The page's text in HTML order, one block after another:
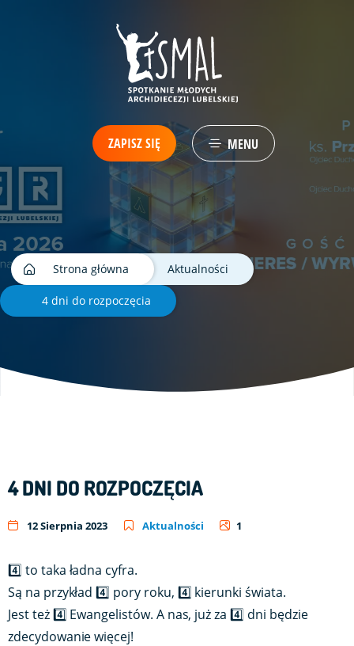
ZAPISZ SIĘ MENU
Strona główna Aktualności
4 dni do rozpoczęcia
4 DNI DO ROZPOCZĘCIA
12 Sierpnia 2023 Aktualności 1
4️⃣ to taka ładna cyfra.
Są na przykład 4️⃣ pory roku, 4️⃣ kierunki świata.
Jest też 4️⃣ Ewangelistów. A nas, już za 4️⃣ dni będzie
zdecydowanie więcej!